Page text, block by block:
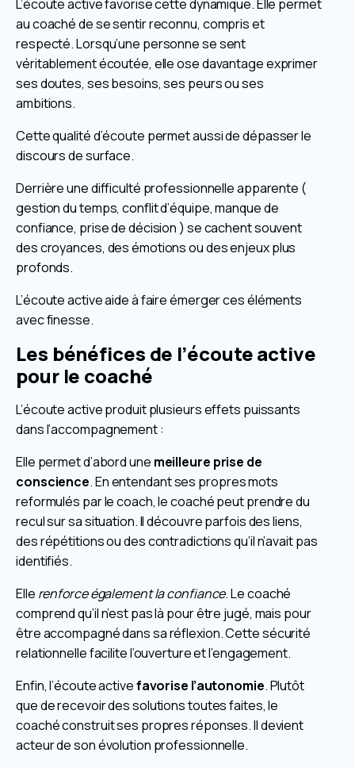
L’écoute active favorise cette dynamique. Elle permet
au coaché de se sentir reconnu, compris et
respecté. Lorsqu’une personne se sent
véritablement écoutée, elle ose davantage exprimer
ses doutes, ses besoins, ses peurs ou ses
ambitions.
Cette qualité d’écoute permet aussi de dépasser le
discours de surface.
Derrière une difficulté professionnelle apparente (
gestion du temps, conflit d’équipe, manque de
confiance, prise de décision ) se cachent souvent
des croyances, des émotions ou des enjeux plus
profonds.
L’écoute active aide à faire émerger ces éléments
avec finesse.
Les bénéfices de l’écoute active
pour le coaché
L’écoute active produit plusieurs effets puissants
dans l’accompagnement :
Elle permet d’abord une meilleure prise de
conscience. En entendant ses propres mots
reformulés par le coach, le coaché peut prendre du
recul sur sa situation. Il découvre parfois des liens,
des répétitions ou des contradictions qu’il n’avait pas
identifiés.
Elle renforce également la confiance. Le coaché
comprend qu’il n’est pas là pour être jugé, mais pour
être accompagné dans sa réflexion. Cette sécurité
relationnelle facilite l’ouverture et l’engagement.
Enfin, l’écoute activefavorise l’autonomie. Plutôt
que de recevoir des solutions toutes faites, le
coaché construit ses propres réponses. Il devient
acteur de son évolution professionnelle.